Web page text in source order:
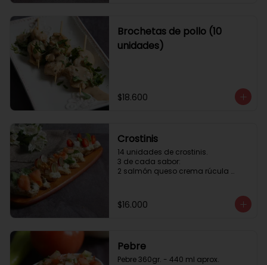
Brochetas de pollo (10
unidades)
$18.600
Crostinis
14 unidades de crostinis.
3 de cada sabor:
2 salmón queso crema rúcula
caramelizada y miel.
3 camaron queso crema rúcula.
$16.000
Pebre
Pebre 360gr. - 440 ml aprox.